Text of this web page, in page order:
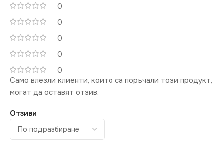
0
0
0
0
0
Отзиви
Само влезли клиенти, които са поръчали този продукт,
могат да оставят отзив.